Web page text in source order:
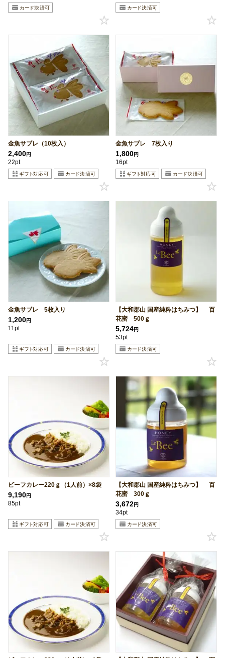
金魚サブレ（10枚入）
2,400円
22pt
金魚サブレ 7枚入り
1,800円
16pt
金魚サブレ 5枚入り
1,200円
11pt
【大和郡山 国産純粋はちみつ】 百
花蜜 500ｇ
5,724円
53pt
ビーフカレー220ｇ（1人前）×8袋
9,190円
85pt
【大和郡山 国産純粋はちみつ】 百
花蜜 300ｇ
3,672円
34pt